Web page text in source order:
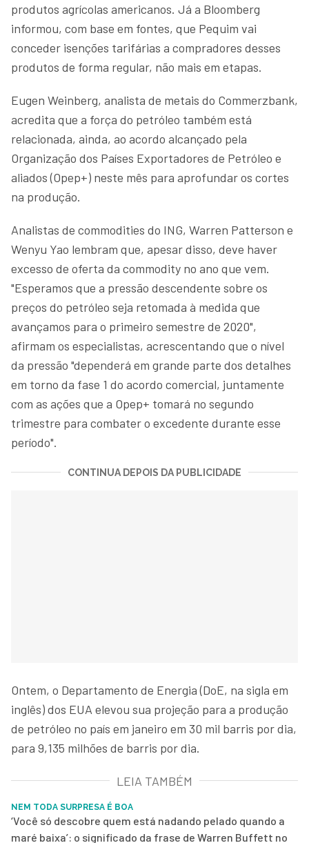
produtos agrícolas americanos. Já a Bloomberg
informou, com base em fontes, que Pequim vai
conceder isenções tarifárias a compradores desses
produtos de forma regular, não mais em etapas.
Eugen Weinberg, analista de metais do Commerzbank,
acredita que a força do petróleo também está
relacionada, ainda, ao acordo alcançado pela
Organização dos Países Exportadores de Petróleo e
aliados (Opep+) neste mês para aprofundar os cortes
na produção.
Analistas de commodities do ING, Warren Patterson e
Wenyu Yao lembram que, apesar disso, deve haver
excesso de oferta da commodity no ano que vem.
"Esperamos que a pressão descendente sobre os
preços do petróleo seja retomada à medida que
avançamos para o primeiro semestre de 2020",
afirmam os especialistas, acrescentando que o nível
da pressão "dependerá em grande parte dos detalhes
em torno da fase 1 do acordo comercial, juntamente
com as ações que a Opep+ tomará no segundo
trimestre para combater o excedente durante esse
período".
CONTINUA DEPOIS DA PUBLICIDADE
Ontem, o Departamento de Energia (DoE, na sigla em
inglês) dos EUA elevou sua projeção para a produção
de petróleo no país em janeiro em 30 mil barris por dia,
para 9,135 milhões de barris por dia.
LEIA TAMBÉM
NEM TODA SURPRESA É BOA
‘Você só descobre quem está nadando pelado quando a
maré baixa’: o significado da frase de Warren Buffett no